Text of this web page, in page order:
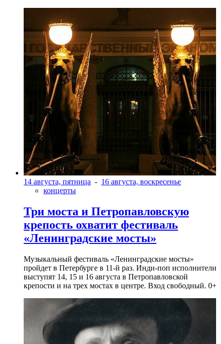
14 августа, пятница - 16 августа, воскресенье
концерты
Три моста и Петропавловскую
крепость охватит фестиваль
«Ленинградские мосты»
Музыкальный фестиваль «Ленинградские мосты»
пройдет в Петербурге в 11-й раз. Инди-поп исполнители
выступят 14, 15 и 16 августа в Петропавловской
крепости и на трех мостах в центре. Вход свободный. 0+